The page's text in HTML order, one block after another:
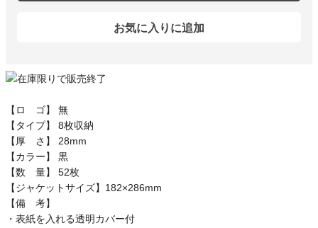
お気に入りに追加
【ロ ゴ】 無
【タイプ】 8枚収納
【厚 さ】 28mm
【カラー】 黒
【数 量】 52枚
【ジャケットサイズ】182×286mm
【備 考】
・表紙を入れる透明カバー付